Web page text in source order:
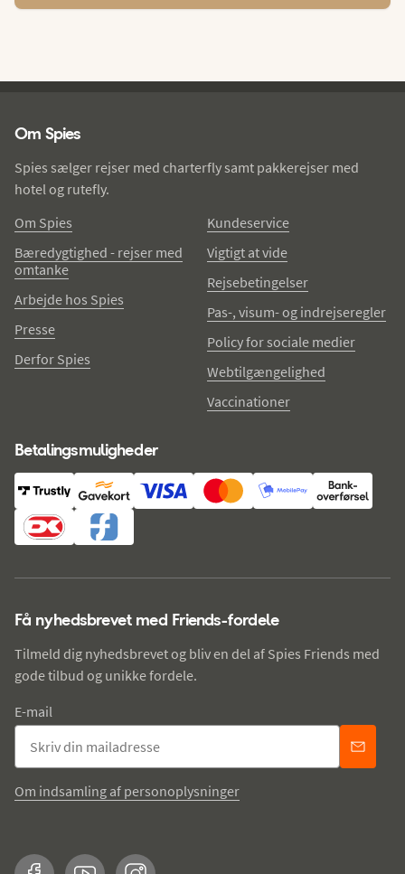
Om Spies
Spies sælger rejser med charterfly samt pakkerejser med
hotel og rutefly.
Om Spies
Bæredygtighed - rejser med
omtanke
Arbejde hos Spies
Presse
Derfor Spies
Kundeservice
Vigtigt at vide
Rejsebetingelser
Pas-, visum- og indrejseregler
Policy for sociale medier
Webtilgængelighed
Vaccinationer
Betalingsmuligheder
Få nyhedsbrevet med Friends-fordele
Tilmeld dig nyhedsbrevet og bliv en del af Spies Friends med
gode tilbud og unikke fordele.
E-mail
Om indsamling af personoplysninger